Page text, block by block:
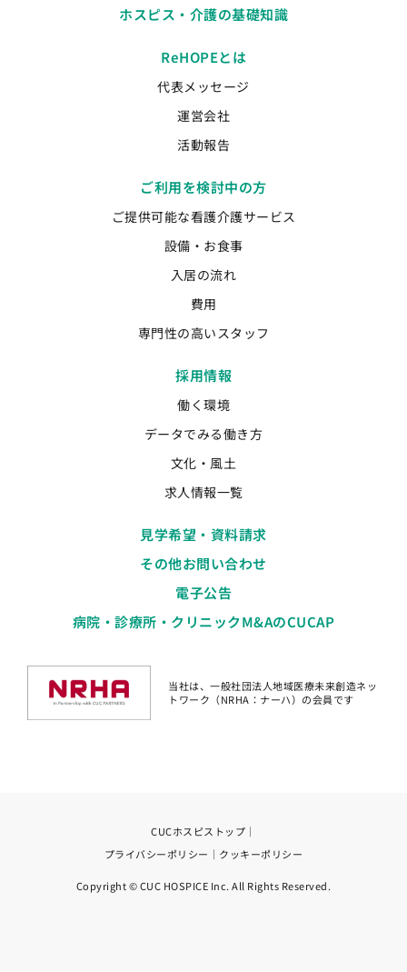
ホスピス・介護の基礎知識
ReHOPEとは
代表メッセージ
運営会社
活動報告
ご利用を検討中の方
ご提供可能な看護介護サービス
設備・お食事
入居の流れ
費用
専門性の高いスタッフ
採用情報
働く環境
データでみる働き方
文化・風土
求人情報一覧
見学希望・資料請求
その他お問い合わせ
電子公告
病院・診療所・クリニックM&AのCUCAP
当社は、一般社団法人地域医療未来創造ネッ
トワーク（NRHA：ナーハ）の会員です
CUCホスピストップ ｜
プライバシーポリシー ｜ クッキーポリシー
Copyright © CUC HOSPICE Inc. All Rights Reserved.